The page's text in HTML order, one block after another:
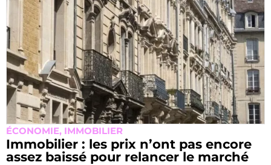
ÉCONOMIE, IMMOBILIER
Immobilier : les prix n’ont pas encore
assez baissé pour relancer le marché